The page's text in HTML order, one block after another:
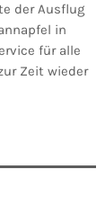
der Ausflug
in
für alle
Zeit wieder